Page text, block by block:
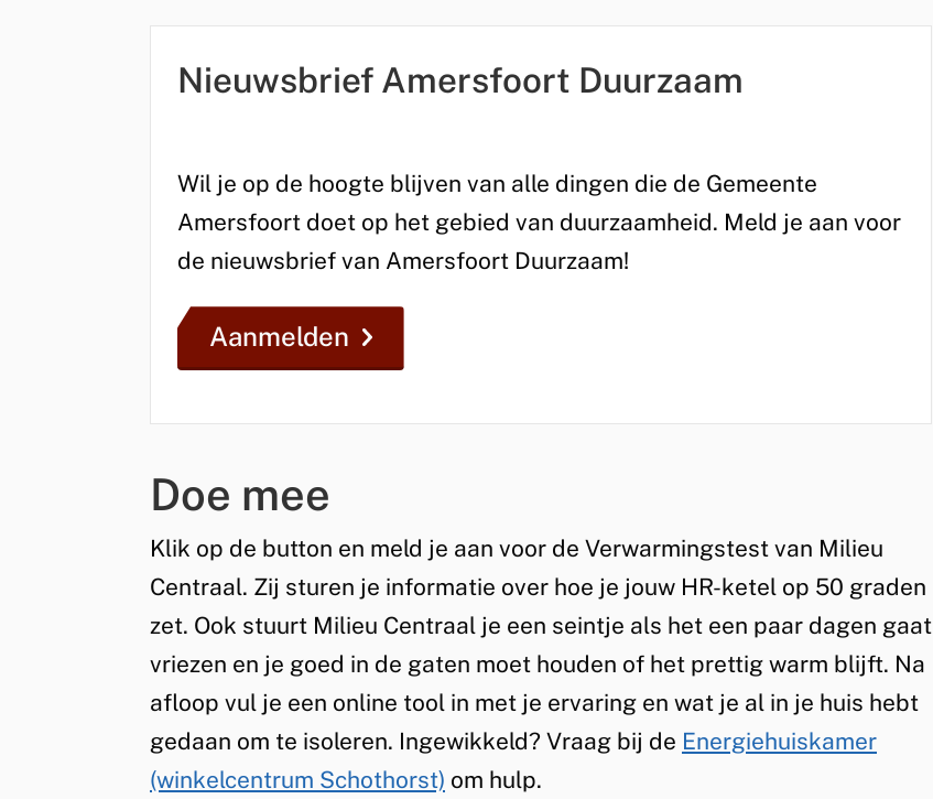
Nieuwsbrief Amersfoort Duurzaam
Wil je op de hoogte blijven van alle dingen die de Gemeente
Amersfoort doet op het gebied van duurzaamheid. Meld je aan voor
de nieuwsbrief van Amersfoort Duurzaam!
Aanmelden
Doe mee
Klik op de button en meld je aan voor de Verwarmingstest van Milieu
Centraal. Zij sturen je informatie over hoe je jouw HR-ketel op 50 graden
zet. Ook stuurt Milieu Centraal je een seintje als het een paar dagen gaat
vriezen en je goed in de gaten moet houden of het prettig warm blijft. Na
afloop vul je een online tool in met je ervaring en wat je al in je huis hebt
gedaan om te isoleren. Ingewikkeld? Vraag bij de Energiehuiskamer
(winkelcentrum Schothorst) om hulp.